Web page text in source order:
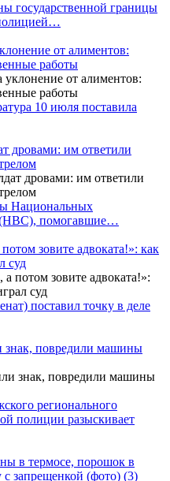
государственной границы
от алиментов:
работы
10 июля поставила
дровами: им ответили
Национальных
(НВС), помогавшие…
зовите адвоката!»: как
суд
поставил точку в деле
знак, повредили машины
регионального
полиции разыскивает
в термосе, порошок в
запрещенкой (фото) (3)